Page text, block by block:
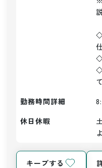
◇
◇
◇
勤務時間詳細
休日休暇
キープする